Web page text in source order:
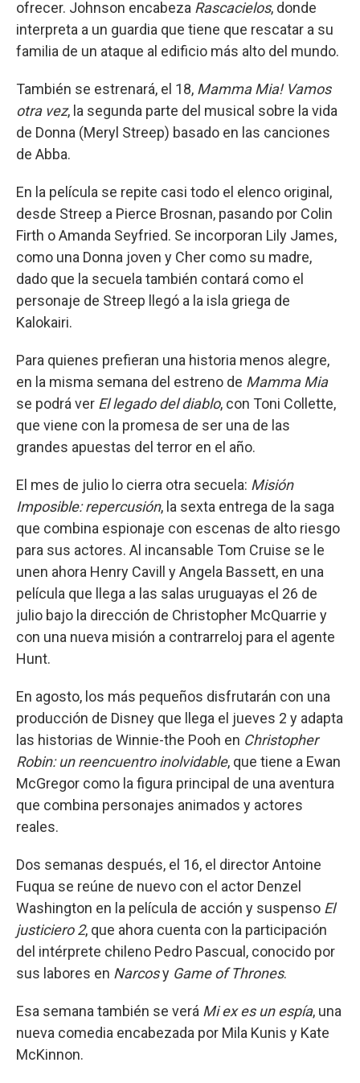
ofrecer. Johnson encabeza Rascacielos, donde
interpreta a un guardia que tiene que rescatar a su
familia de un ataque al edificio más alto del mundo.
También se estrenará, el 18, Mamma Mia! Vamos
otra vez, la segunda parte del musical sobre la vida
de Donna (Meryl Streep) basado en las canciones
de Abba.
En la película se repite casi todo el elenco original,
desde Streep a Pierce Brosnan, pasando por Colin
Firth o Amanda Seyfried. Se incorporan Lily James,
como una Donna joven y Cher como su madre,
dado que la secuela también contará como el
personaje de Streep llegó a la isla griega de
Kalokairi.
Para quienes prefieran una historia menos alegre,
en la misma semana del estreno de Mamma Mia
se podrá ver El legado del diablo, con Toni Collette,
que viene con la promesa de ser una de las
grandes apuestas del terror en el año.
El mes de julio lo cierra otra secuela: Misión
Imposible: repercusión, la sexta entrega de la saga
que combina espionaje con escenas de alto riesgo
para sus actores. Al incansable Tom Cruise se le
unen ahora Henry Cavill y Angela Bassett, en una
película que llega a las salas uruguayas el 26 de
julio bajo la dirección de Christopher McQuarrie y
con una nueva misión a contrarreloj para el agente
Hunt.
En agosto, los más pequeños disfrutarán con una
producción de Disney que llega el jueves 2 y adapta
las historias de Winnie-the Pooh en Christopher
Robin: un reencuentro inolvidable, que tiene a Ewan
McGregor como la figura principal de una aventura
que combina personajes animados y actores
reales.
Dos semanas después, el 16, el director Antoine
Fuqua se reúne de nuevo con el actor Denzel
Washington en la película de acción y suspenso El
justiciero 2, que ahora cuenta con la participación
del intérprete chileno Pedro Pascual, conocido por
sus labores en Narcosy Game of Thrones.
Esa semana también se verá Mi ex es un espía, una
nueva comedia encabezada por Mila Kunis y Kate
McKinnon.